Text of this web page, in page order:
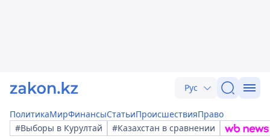
Рус
ПолитикаМирФинансыСтатьиПроисшествияПраво
#Выборы в Курултай
#Казахстан в сравнении